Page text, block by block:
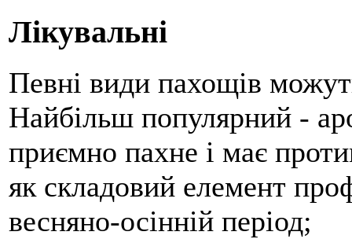
Лікувальні
Певні види пахощів
Найбільш популярний -
приємно пахне і має
як складовий елемент
весняно-осінній період;